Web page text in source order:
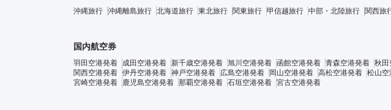
沖縄旅行 沖縄離島旅行 北海道旅行 東北旅行 関東旅行 甲信越旅行 中部・北陸旅行 関西旅
国内航空券
羽田空港発着 成田空港発着 新千歳空港発着 旭川空港発着 函館空港発着 青森空港発着 秋田
関西空港発着 伊丹空港発着 神戸空港発着 広島空港発着 岡山空港発着 高松空港発着 松山空
宮崎空港発着
鹿児島空港発着 那覇空港発着 石垣空港発着 宮古空港発着